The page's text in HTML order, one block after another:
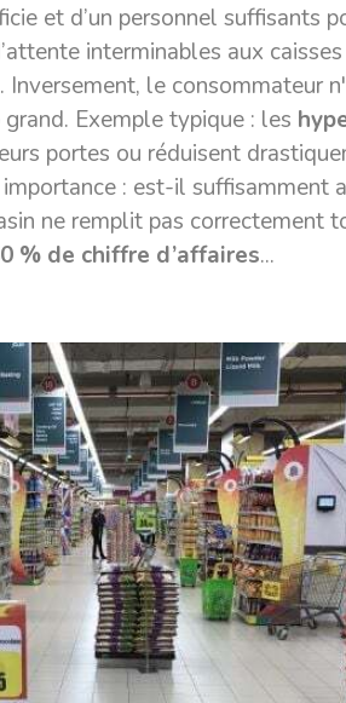
et d’un personnel suffisants
interminables aux
le consommateur
Exemple typique : les
portes ou réduisent
: est-il suffisamment
ne remplit pas correctement
% de chiffre d’affaires...